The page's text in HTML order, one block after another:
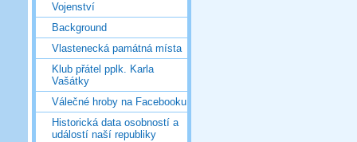
Vojenství
Background
Vlastenecká památná místa
Klub přátel pplk. Karla
Vašátky
Válečné hroby na Facebooku
Historická data osobností a
událostí naší republiky